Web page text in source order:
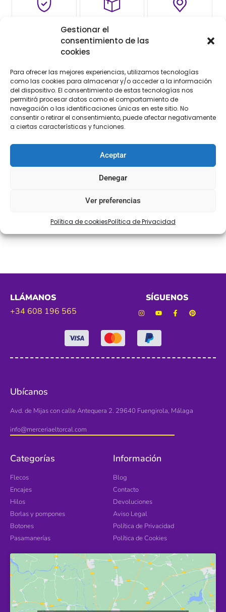
Gestionar el
consentimiento de las
cookies
Para ofrecer las mejores experiencias, utilizamos tecnologías
como las cookies para almacenar y/o acceder a la información
del dispositivo. El consentimiento de estas tecnologías nos
permitirá procesar datos como el comportamiento de
navegación o las identificaciones únicas en este sitio. No
consentir o retirar el consentimiento, puede afectar negativamente
a ciertas características y funciones.
Aceptar
Denegar
Ver preferencias
Política de cookiesPolítica de Privacidad
Descripción
Información adicional
Valoraciones (0)
Descripción
Tamaño. 40mm aproximadamente
Color. marino – marron
LLÁMANOS
+34 608 196 565
SÍGUENOS
Ubícanos
Avd. de Mijas con calle Antequera 2. 29640 Fuengirola, Málaga
info@merceriaeltorcal.com
Categorías
Flecos
Encajes
Hilos
Borlas y pompones
Botones
Pasamanerías
Información
Blog
Contacto
Devoluciones
Aviso Legal
Política de Privacidad
Política de Cookies